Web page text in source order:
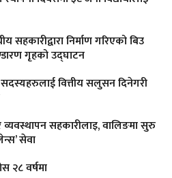
सहकारीद्वारा निर्माण गरिएको बिउ
गृहको उद्घाटन
वित्तीय सलुसन दिनेगरी
सहकारीलाइ, वालिङमा सुरु
सेवा
२८ वर्षमा